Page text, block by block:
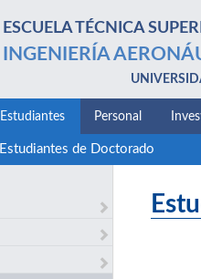
ESCUELA TÉCNICA
INGENIERÍA
Estudiantes Personal
Estudiantes de Doctorado